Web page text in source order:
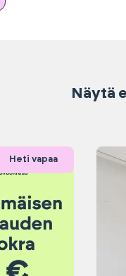
Näytä
Heti vapaa